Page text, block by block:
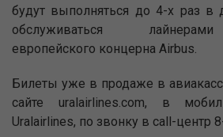
будут выполняться до 4-х раз в
обслуживаться
европейского концерна Airbus.
Билеты уже в продаже в
сайте uralairlines.com, в
Uralairlines, по звонку в call-центр